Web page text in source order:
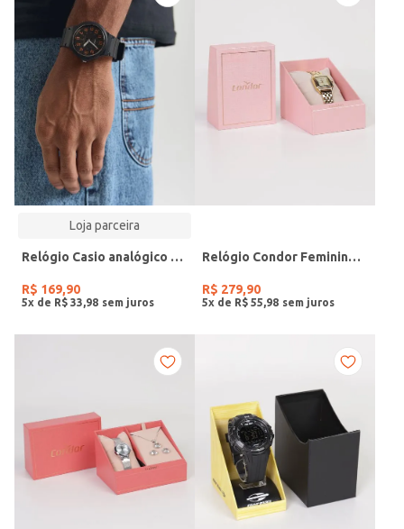
Loja parceira
Relógio Casio analógico MW-240-4BVDF-SC
R$ 169,90
5x de R$ 33 98
Relógio Condor Feminino DOURADO
R$ 279,90
5x de R$ 55 98